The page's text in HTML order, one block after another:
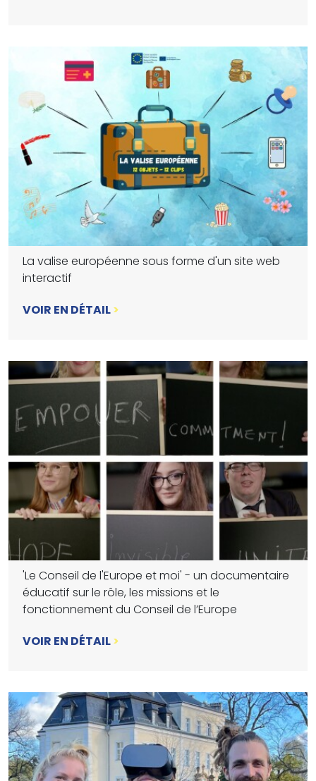
La valise européenne sous forme d'un site web
interactif
VOIR EN DÉTAIL>
'Le Conseil de l'Europe et moi' - un documentaire
éducatif sur le rôle, les missions et le
fonctionnement du Conseil de l’Europe
VOIR EN DÉTAIL>